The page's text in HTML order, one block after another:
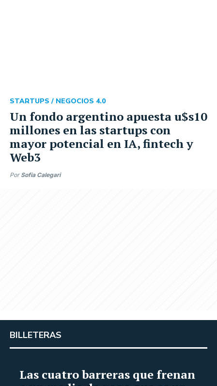
Un fondo argentino apuesta u$s10
millones en las startups con
mayor potencial en IA, fintech y
Web3
STARTUPS / NEGOCIOS 4.0
Por Sofia Calegari
BILLETERAS
Las cuatro barreras que frenan